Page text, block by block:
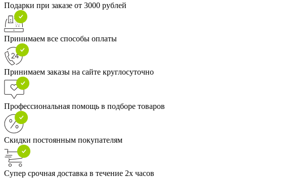
Подарки при заказе от 3000 рублей
Принимаем все способы оплаты
Принимаем заказы на сайте круглосуточно
Профессиональная помощь в подборе товаров
Скидки постоянным покупателям
Супер срочная доставка в течение 2х часов